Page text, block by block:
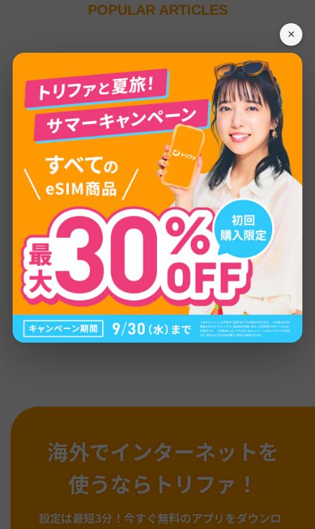
POPULAR ARTICLES
01 海外インターネット
海外eSIMとは？おすすめの
選び方・料金・設定方法を初
心者向けに徹底解説
2024.01.07
0 海外インターネット
海外で日本のスマホ・携帯を
使う6つの方法とは？
2024.02.06
03 海外旅行の持ち物
韓国旅行の持ち物リスト！女
子旅や推し活向け・注意点ま
で徹底解説
2024.02.07
海外でインターネットを
使うならトリファ！
設定は最短3分！ 今すぐ無料のアプリをダウンロ
×